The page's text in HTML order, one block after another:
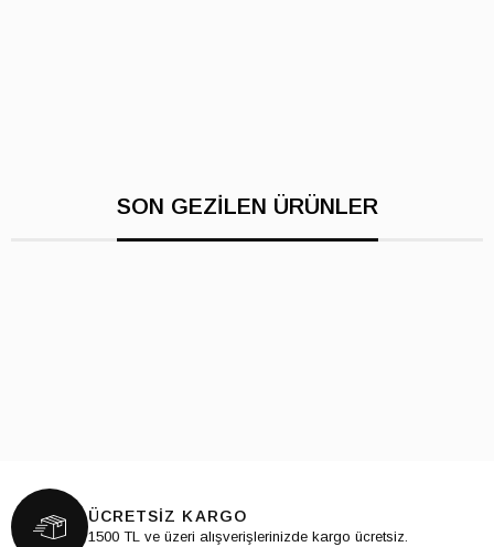
SON GEZİLEN ÜRÜNLER
ÜCRETSİZ KARGO
1500 TL ve üzeri alışverişlerinizde kargo ücretsiz.